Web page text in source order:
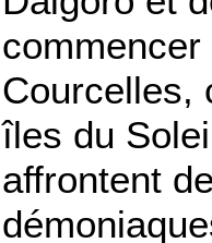
Courcelles,
îles du
affrontent